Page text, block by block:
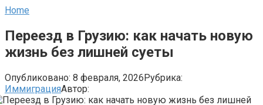
Home
Переезд в Грузию: как начать новую
жизнь без лишней суеты
Опубликовано: 8 февраля, 2026Рубрика:
ИммиграцияАвтор: